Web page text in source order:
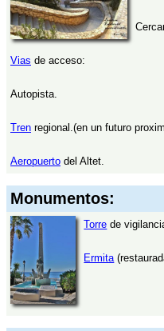
Vias de acceso:
Autopista.
Tren regional.(en un futuro
Aeropuerto del Altet.
Monumentos:
Torre de
Ermita